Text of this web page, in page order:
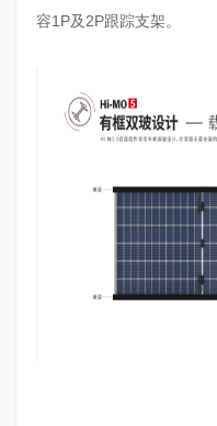
容1P及2P跟踪支架。